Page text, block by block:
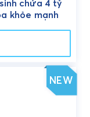
chứa 4 tỷ
khỏe mạnh
NEW